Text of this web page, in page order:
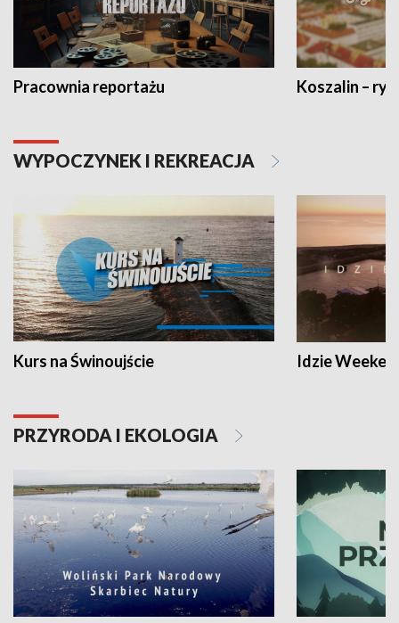
Pracownia reportażu Koszalin –
WYPOCZYNEK I REKREACJA
Kurs na Świnoujście Idzie
PRZYRODA I EKOLOGIA